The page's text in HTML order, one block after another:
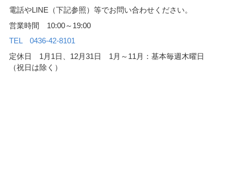
電話やLINE（下記参照）等でお問い合わせください。
営業時間 10:00～19:00
TEL 0436-42-8101
定休日 1月1日、12月31日 1月～11月：基本毎週木曜日
（祝日は除く）